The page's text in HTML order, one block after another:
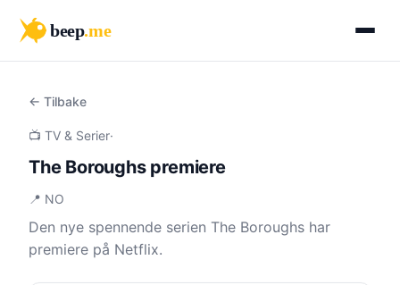
beep.me
← Tilbake
📺 TV & Serier·
The Boroughs premiere
📍 NO
Den nye spennende serien The Boroughs har
premiere på Netflix.